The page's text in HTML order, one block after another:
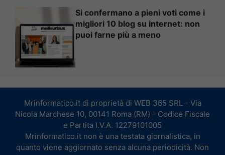
Si confermano a pieni voti come i
migliori 10 blog su internet: non
puoi farne più a meno
Mrinformatico.it di proprietà di WEB 365 SRL - Via
Nicola Marchese 10, 00141 Roma (RM) - Codice Fiscale
e Partita I.V.A. 12279101005
Mrinformatico.it non è una testata giornalistica, in
quanto viene aggiornato senza alcuna periodicità. Non